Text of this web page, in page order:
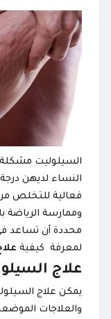
النساء لديهن
فعالية للتخلص
وممارسة الرياضة
محددة أن تساعد في
لمعرفة كيفية
علاج
يمكن علاج
والعلاجات